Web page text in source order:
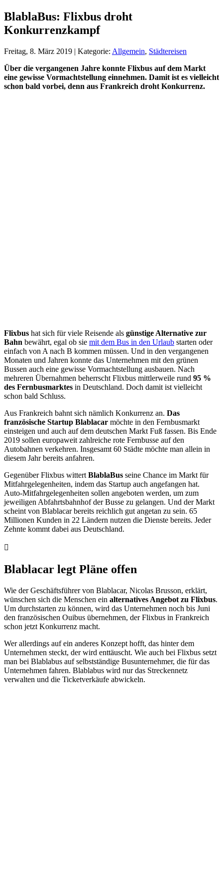
BlablaBus: Flixbus droht
Konkurrenzkampf
Freitag, 8. März 2019 | Kategorie: Allgemein, Städtereisen
Über die vergangenen Jahre konnte Flixbus auf dem Markt
eine gewisse Vormachtstellung einnehmen. Damit ist es vielleicht
schon bald vorbei, denn aus Frankreich droht Konkurrenz.
Flixbus hat sich für viele Reisende als günstige Alternative zur
Bahn bewährt, egal ob sie mit dem Bus in den Urlaub starten oder
einfach von A nach B kommen müssen. Und in den vergangenen
Monaten und Jahren konnte das Unternehmen mit den grünen
Bussen auch eine gewisse Vormachtstellung ausbauen. Nach
mehreren Übernahmen beherrscht Flixbus mittlerweile rund 95 %
des Fernbusmarktes in Deutschland. Doch damit ist vielleicht
schon bald Schluss.
Aus Frankreich bahnt sich nämlich Konkurrenz an. Das
französische Startup Blablacar möchte in den Fernbusmarkt
einsteigen und auch auf dem deutschen Markt Fuß fassen. Bis Ende
2019 sollen europaweit zahlreiche rote Fernbusse auf den
Autobahnen verkehren. Insgesamt 60 Städte möchte man allein in
diesem Jahr bereits anfahren.
Gegenüber Flixbus wittert BlablaBus seine Chance im Markt für
Mitfahrgelegenheiten, indem das Startup auch angefangen hat.
Auto-Mitfahrgelegenheiten sollen angeboten werden, um zum
jeweiligen Abfahrtsbahnhof der Busse zu gelangen. Und der Markt
scheint von Blablacar bereits reichlich gut angetan zu sein. 65
Millionen Kunden in 22 Ländern nutzen die Dienste bereits. Jeder
Zehnte kommt dabei aus Deutschland.
Blablacar legt Pläne offen
Wie der Geschäftsführer von Blablacar, Nicolas Brusson, erklärt,
wünschen sich die Menschen ein alternatives Angebot zu Flixbus.
Um durchstarten zu können, wird das Unternehmen noch bis Juni
den französischen Ouibus übernehmen, der Flixbus in Frankreich
schon jetzt Konkurrenz macht.
Wer allerdings auf ein anderes Konzept hofft, das hinter dem
Unternehmen steckt, der wird enttäuscht. Wie auch bei Flixbus setzt
man bei Blablabus auf selbstständige Busunternehmer, die für das
Unternehmen fahren. Blablabus wird nur das Streckennetz
verwalten und die Ticketverkäufe abwickeln.